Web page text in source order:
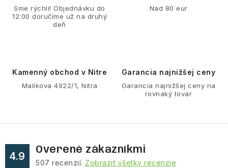
u
Sme rýchli! Objednávku do
12:00 doručíme už na druhý
deň
Nad 80 eur
Kamenný obchod v Nitre
Malíkova 4922/1, Nitra
Garancia najnižšej ceny
Garancia najnižšej ceny na
rovnaký tovar
4.9
Overené zákazníkmi
507 recenzií. Zobraziť všetky recenzie